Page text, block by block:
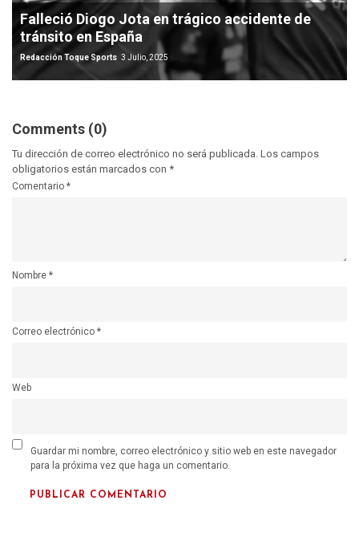
Falleció Diogo Jota en trágico accidente de
tránsito en España
Redacción Toque Sports 3 Julio, 2025
Comments (0)
Tu dirección de correo electrónico no será publicada. Los campos
obligatorios están marcados con *
Comentario *
Nombre *
Correo electrónico *
Web
Guardar mi nombre, correo electrónico y sitio web en este navegador
para la próxima vez que haga un comentario.